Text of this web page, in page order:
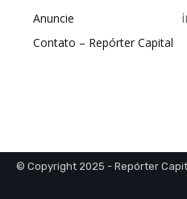
Anuncie
Contato – Repórter Capital
© Copyright 2025 - Repórter